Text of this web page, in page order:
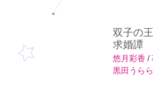
双子の
求婚譚
悠月彩香 /
黒田うらら